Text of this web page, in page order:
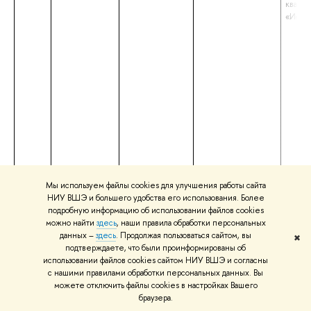
Мы используем файлы cookies для улучшения работы сайта
НИУ ВШЭ и большего удобства его использования. Более
подробную информацию об использовании файлов cookies
можно найти здесь, наши правила обработки персональных
данных –здесь. Продолжая пользоваться сайтом, вы
подтверждаете, что были проинформированы об
использовании файлов cookies сайтом НИУ ВШЭ и согласны
с нашими правилами обработки персональных данных. Вы
можете отключить файлы cookies в настройках Вашего
браузера.
✖
Чантуридзе
Юлия
Михайловна
Доцент
Внутренний
экзамен по
английскому языку
(1 курс)